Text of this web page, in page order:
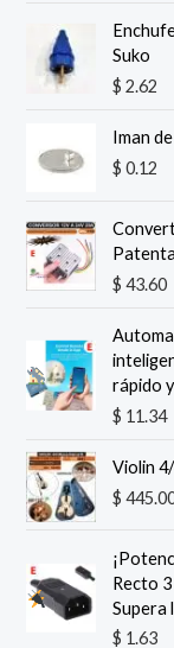
i
.
Suko
$ 2.62
Iman
$ 0.12
$ 43.60
rápido
$ 11.34
Violin
$
Recto
Supera
$ 1.63